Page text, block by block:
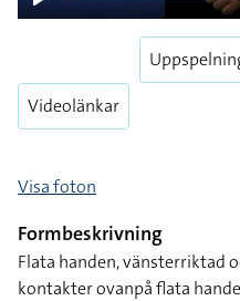
Play
Videolänkar
Visa foton
Formbeskrivning
Flata handen, vänsterriktad
kontakter ovanpå flata